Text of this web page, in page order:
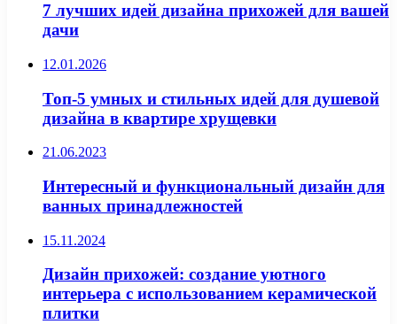
7 лучших идей дизайна прихожей для вашей
дачи
12.01.2026
Топ-5 умных и стильных идей для душевой
дизайна в квартире хрущевки
21.06.2023
Интересный и функциональный дизайн для
ванных принадлежностей
15.11.2024
Дизайн прихожей: создание уютного
интерьера с использованием керамической
плитки